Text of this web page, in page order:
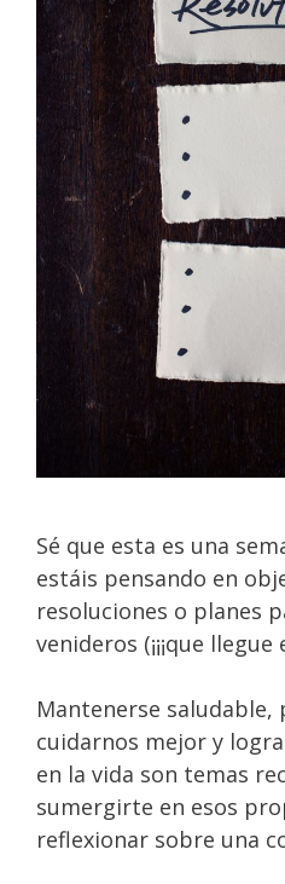
Sé que esta es una
estáis pensando en
resoluciones o planes
venideros (¡¡¡que llegue
Mantenerse saludable,
cuidarnos mejor y
en la vida son temas
sumergirte en esos
reflexionar sobre una